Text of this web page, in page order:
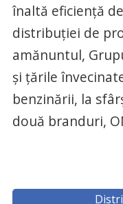
înaltă eficiență
distribuției de
amănuntul,
și țările
benzinării, la
două branduri,